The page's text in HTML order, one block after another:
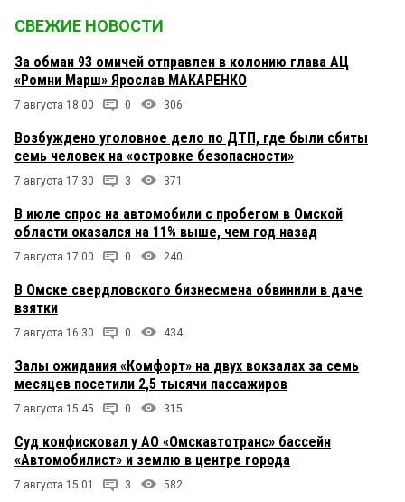
СВЕЖИЕ НОВОСТИ
За обман 93 омичей отправлен в колонию глава АЦ
«Ромни Марш» Ярослав МАКАРЕНКО
7 августа 18:00 0 306
Возбуждено уголовное дело по ДТП, где были сбиты
семь человек на «островке безопасности»
7 августа 17:30 3 371
В июле спрос на автомобили с пробегом в Омской
области оказался на 11% выше, чем год назад
7 августа 17:00 0 240
В Омске свердловского бизнесмена обвинили в даче
взятки
7 августа 16:30 0 434
Залы ожидания «Комфорт» на двух вокзалах за семь
месяцев посетили 2,5 тысячи пассажиров
7 августа 15:45 0 315
Суд конфисковал у АО «Омскавтотранс» бассейн
«Автомобилист» и землю в центре города
7 августа 15:01 3 582